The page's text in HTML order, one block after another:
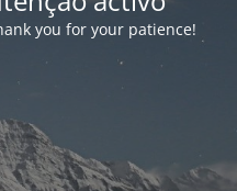
you for your patience!